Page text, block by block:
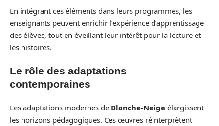
En intégrant ces éléments dans leurs programmes, les
enseignants peuvent enrichir l’expérience d’apprentissage
des élèves, tout en éveillant leur intérêt pour la lecture et
les histoires.
Le rôle des adaptations
contemporaines
Les adaptations modernes de Blanche-Neige élargissent
les horizons pédagogiques. Ces œuvres réinterprètent